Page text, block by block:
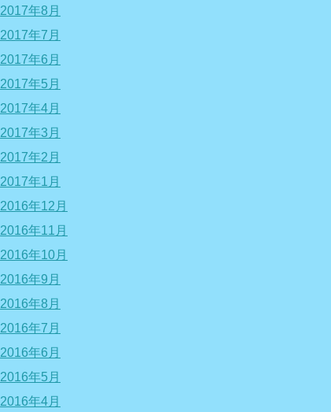
2017年8月
2017年7月
2017年6月
2017年5月
2017年4月
2017年3月
2017年2月
2017年1月
2016年12月
2016年11月
2016年10月
2016年9月
2016年8月
2016年7月
2016年6月
2016年5月
2016年4月